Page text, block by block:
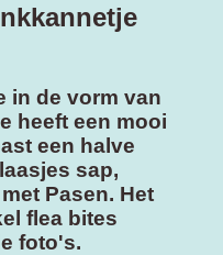
in de vorm van
heeft een mooi
een halve
sap,
Pasen. Het
flea bites
foto's.